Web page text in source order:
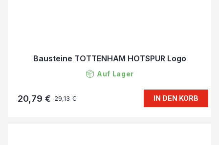
Bausteine TOTTENHAM HOTSPUR Logo
Auf Lager
29,13 €
20,79 € IN DEN KORB